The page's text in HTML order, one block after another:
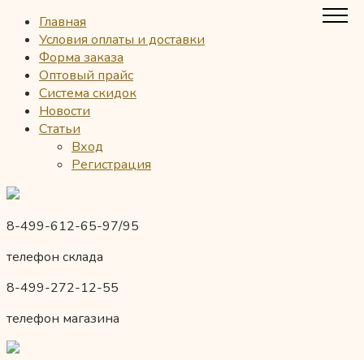
Главная
Условия оплаты и доставки
Форма заказа
Оптовый прайс
Система скидок
Новости
Статьи
Вход
Регистрация
8-499-612-65-97/95
телефон склада
8-499-272-12-55
телефон магазина